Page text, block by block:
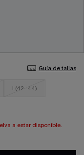
Guía de tallas
L(42-44)
a estar disponible.